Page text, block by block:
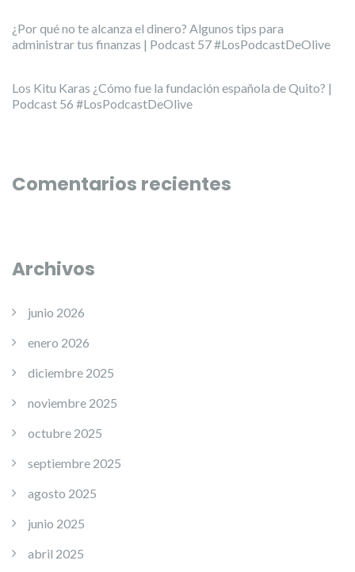
¿Por qué no te alcanza el dinero? Algunos tips para
administrar tus finanzas | Podcast 57 #LosPodcastDeOlive
Los Kitu Karas ¿Cómo fue la fundación española de Quito? |
Podcast 56 #LosPodcastDeOlive
Comentarios recientes
Archivos
junio 2026
enero 2026
diciembre 2025
noviembre 2025
octubre 2025
septiembre 2025
agosto 2025
junio 2025
abril 2025